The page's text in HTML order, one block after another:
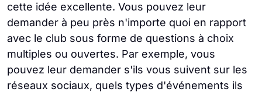
cette idée excellente. Vous pouvez leur
demander à peu près n'importe quoi en rapport
avec le club sous forme de questions à choix
multiples ou ouvertes. Par exemple, vous
pouvez leur demander s'ils vous suivent sur les
réseaux sociaux, quels types d'événements ils